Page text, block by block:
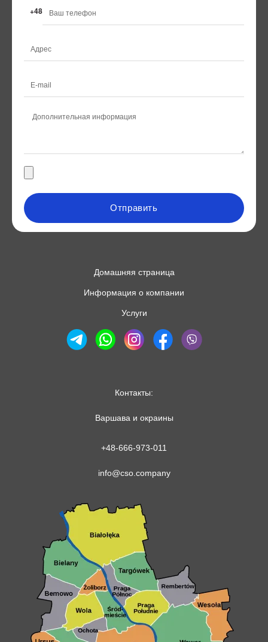
Отправить
Домашняя страница
Информация о компании
Услуги
Контакты:
Варшава и окраины
+48-666-973-011
info@cso.company